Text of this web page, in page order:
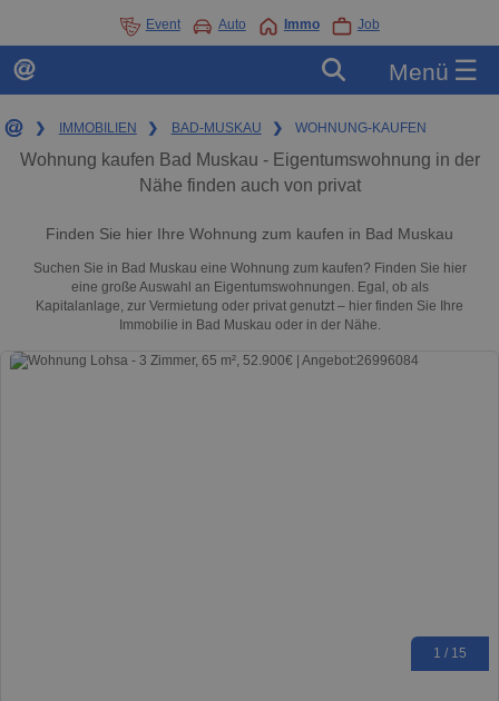
Event Auto Immo Job
Menü ☰
❯ IMMOBILIEN ❯ BAD-MUSKAU ❯ WOHNUNG-KAUFEN
Wohnung kaufen Bad Muskau - Eigentumswohnung in der
Nähe finden auch von privat
Finden Sie hier Ihre Wohnung zum kaufen in Bad Muskau
Suchen Sie in Bad Muskau eine Wohnung zum kaufen? Finden Sie hier
eine große Auswahl an Eigentumswohnungen. Egal, ob als
Kapitalanlage, zur Vermietung oder privat genutzt – hier finden Sie Ihre
Immobilie in Bad Muskau oder in der Nähe.
1 / 15